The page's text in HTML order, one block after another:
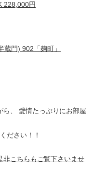
228,000円
門) 902「麹町」
ら、 愛情たっぷりにお部屋
ださい！！
こちらもご覧下さいませ